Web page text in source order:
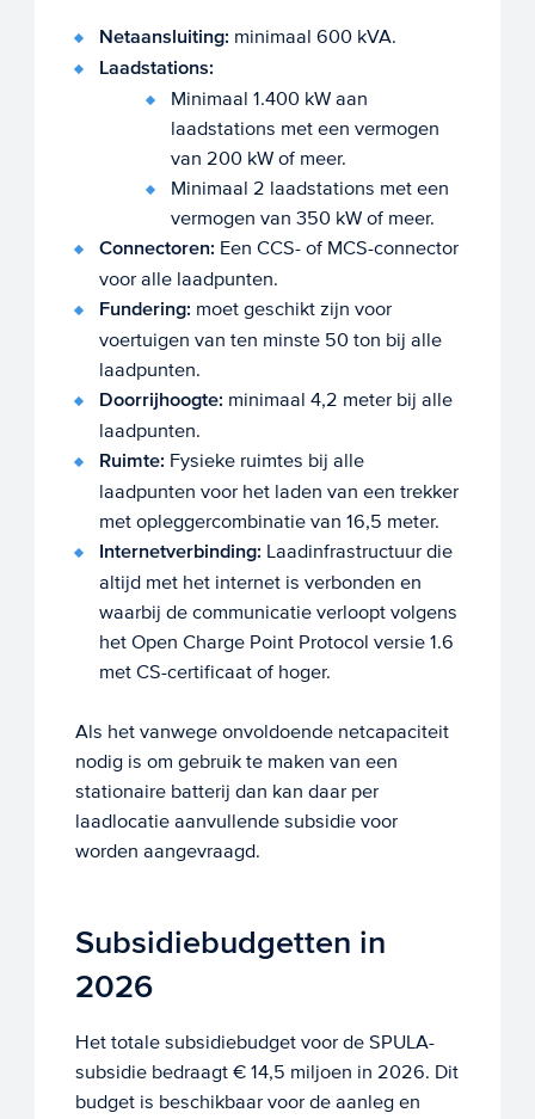
Netaansluiting: minimaal 600 kVA.
Laadstations:
Minimaal 1.400 kW aan
laadstations met een vermogen
van 200 kW of meer.
Minimaal 2 laadstations met een
vermogen van 350 kW of meer.
Connectoren: Een CCS- of MCS-connector
voor alle laadpunten.
Fundering: moet geschikt zijn voor
voertuigen van ten minste 50 ton bij alle
laadpunten.
Doorrijhoogte: minimaal 4,2 meter bij alle
laadpunten.
Ruimte: Fysieke ruimtes bij alle
laadpunten voor het laden van een trekker
met opleggercombinatie van 16,5 meter.
Internetverbinding: Laadinfrastructuur die
altijd met het internet is verbonden en
waarbij de communicatie verloopt volgens
het Open Charge Point Protocol versie 1.6
met CS-certificaat of hoger.
Als het vanwege onvoldoende netcapaciteit
nodig is om gebruik te maken van een
stationaire batterij dan kan daar per
laadlocatie aanvullende subsidie voor
worden aangevraagd.
Subsidiebudgetten in
2026
Het totale subsidiebudget voor de SPULA-
subsidie bedraagt € 14,5 miljoen in 2026. Dit
budget is beschikbaar voor de aanleg en